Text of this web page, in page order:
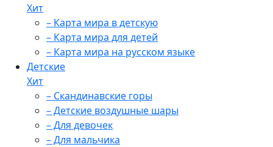
Хит
– Карта мира в детскую
– Карта мира для детей
– Карта мира на русском языке
Детские
Хит
– Скандинавские горы
– Детские воздушные шары
– Для девочек
– Для мальчика